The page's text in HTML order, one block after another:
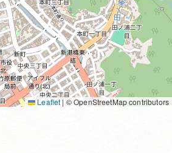
Leaflet | © OpenStreetMap contributors